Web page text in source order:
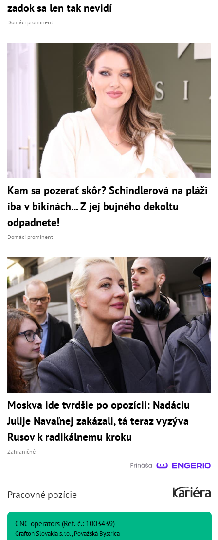
zadok sa len tak nevidí
Domáci prominenti
Kam sa pozerať skôr? Schindlerová na pláži
iba v bikinách... Z jej bujného dekoltu
odpadnete!
Domáci prominenti
Moskva ide tvrdšie po opozícii: Nadáciu
Julije Navaľnej zakázali, tá teraz vyzýva
Rusov k radikálnemu kroku
Zahraničné
Pracovné pozície
CNC operators (Ref. č.: 1003439)
Grafton Slovakia s.r.o., Považská Bystrica